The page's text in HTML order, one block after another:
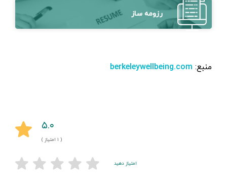
رزومه ساز
منبع: berkeleywellbeing.com
۵.۰
( ۱ امتیاز )
امتیاز دهید